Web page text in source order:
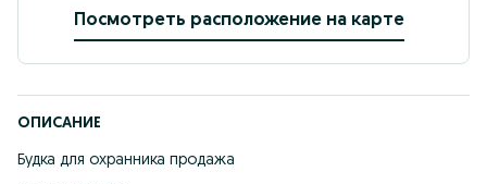
Посмотреть расположение на карте
ОПИСАНИЕ
Будка для охранника продажа